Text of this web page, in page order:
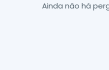
Ainda não há